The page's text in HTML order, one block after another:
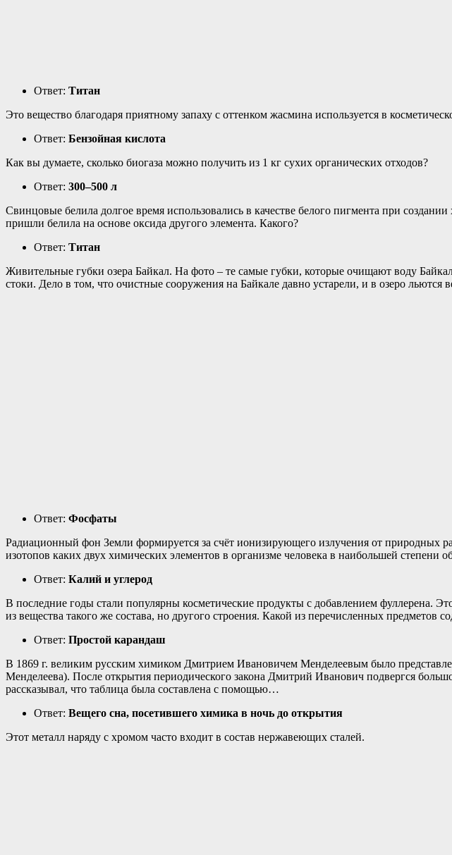
Ответ: Титан
Это вещество благодаря приятному запаху с оттенком жасмина используется в
Ответ: Бензойная кислота
Как вы думаете, сколько биогаза можно получить из 1 кг сухих органических отходов?
Ответ: 300–500 л
Свинцовые белила долгое время использовались в качестве белого пигмента при
пришли белила на основе оксида другого элемента. Какого?
Ответ: Титан
Живительные губки озера Байкал. На фото – те самые губки, которые очищают воду
стоки. Дело в том, что очистные сооружения на Байкале давно устарели, и в озеро льются
Ответ: Фосфаты
Радиационный фон Земли формируется за счёт ионизирующего излучения от природных
изотопов каких двух химических элементов в организме человека в наибольшей степени
Ответ: Калий и углерод
В последние годы стали популярны косметические продукты с добавлением
из вещества такого же состава, но другого строения. Какой из перечисленных
Ответ: Простой карандаш
В 1869 г. великим русским химиком Дмитрием Ивановичем Менделеевым было
Менделеева). После открытия периодического закона Дмитрий Иванович подвергся
рассказывал, что таблица была составлена с помощью…
Ответ: Вещего сна, посетившего химика в ночь до открытия
Этот металл наряду с хромом часто входит в состав нержавеющих сталей.